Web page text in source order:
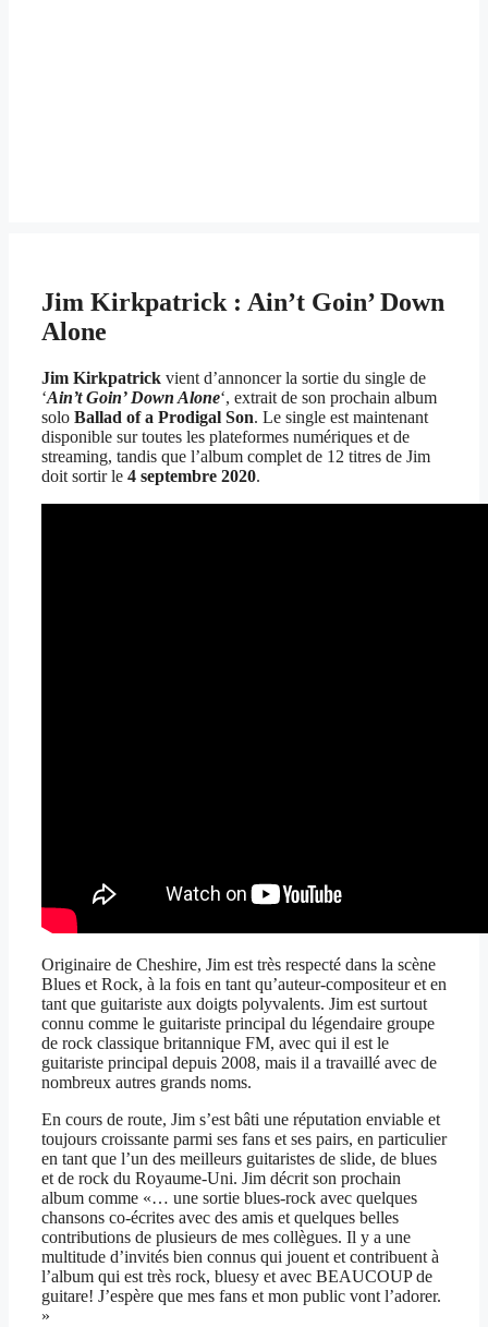
Jim Kirkpatrick : Ain’t Goin’ Down
Alone
Jim Kirkpatrick vient d’annoncer la sortie du single de
‘Ain’t Goin’ Down Alone‘, extrait de son prochain album
solo Ballad of a Prodigal Son. Le single est maintenant
disponible sur toutes les plateformes numériques et de
streaming, tandis que l’album complet de 12 titres de Jim
doit sortir le 4 septembre 2020.
Originaire de Cheshire, Jim est très respecté dans la scène
Blues et Rock, à la fois en tant qu’auteur-compositeur et en
tant que guitariste aux doigts polyvalents. Jim est surtout
connu comme le guitariste principal du légendaire groupe
de rock classique britannique FM, avec qui il est le
guitariste principal depuis 2008, mais il a travaillé avec de
nombreux autres grands noms.
En cours de route, Jim s’est bâti une réputation enviable et
toujours croissante parmi ses fans et ses pairs, en particulier
en tant que l’un des meilleurs guitaristes de slide, de blues
et de rock du Royaume-Uni. Jim décrit son prochain
album comme «… une sortie blues-rock avec quelques
chansons co-écrites avec des amis et quelques belles
contributions de plusieurs de mes collègues. Il y a une
multitude d’invités bien connus qui jouent et contribuent à
l’album qui est très rock, bluesy et avec BEAUCOUP de
guitare! J’espère que mes fans et mon public vont l’adorer.
»